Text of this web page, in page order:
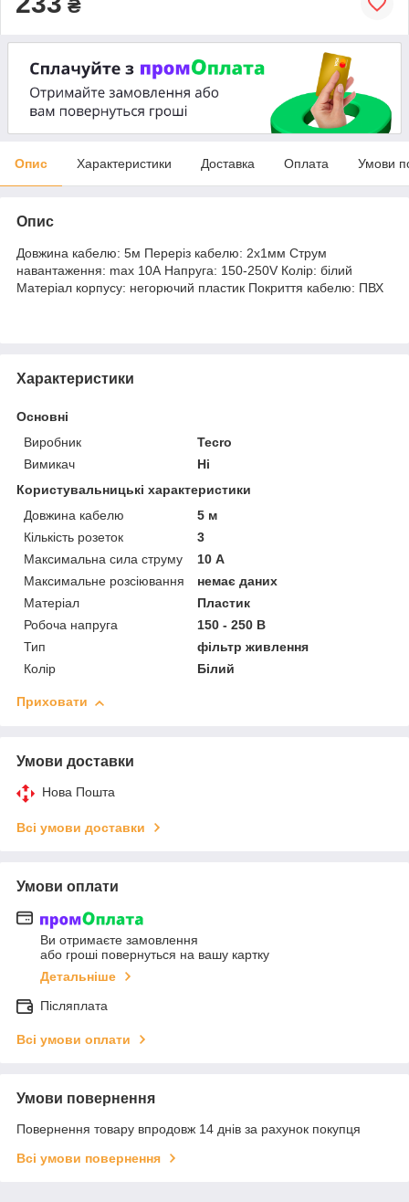
₴
Опис Характеристики Доставка Оплата Умови
Опис
Довжина кабелю: 5м Переріз кабелю: 2х1мм Струм
навантаження: max 10А Напруга: 150-250V Колір: білий
Матеріал корпусу: негорючий пластик Покриття кабелю: ПВХ
Характеристики
Основні
Виробник
Tecro
Вимикач
Ні
Користувальницькі характеристики
Довжина кабелю
5 м
Кількість розеток
3
Максимальна сила струму
10 А
Максимальне розсіювання
немає даних
Матеріал
Пластик
Робоча напруга
150 - 250 В
Тип
фільтр живлення
Колір
Білий
Приховати
Умови доставки
Нова Пошта
Всі умови доставки
Умови оплати
Ви отримаєте замовлення
або гроші повернуться на вашу картку
Детальніше
Післяплата
Всі умови оплати
Умови повернення
Повернення товару впродовж 14 днів за рахунок покупця
Всі умови повернення